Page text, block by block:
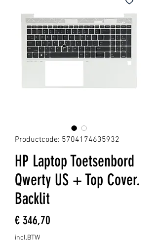
Productcode: 5704174635932
HP Laptop Toetsenbord
Qwerty US + Top Cover.
Backlit
€ 346,70
incl.BTW